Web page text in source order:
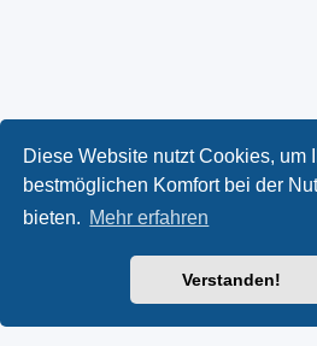
Diese Website nutzt Cookies, um
bestmöglichen Komfort bei der
bieten. Mehr erfahren
Verstanden!